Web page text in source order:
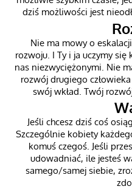
dziś możliwości jest
Nie ma mowy o
rozwoju. I Ty i ja uczymy
nas niezwyciężonymi. Nie
rozwój drugiego
swój wkład. Twój
Jeśli chcesz dziś coś
Szczególnie kobiety
komuś czegoś. Jeśli
udowadniać, ile jesteś
samego/samej siebie,